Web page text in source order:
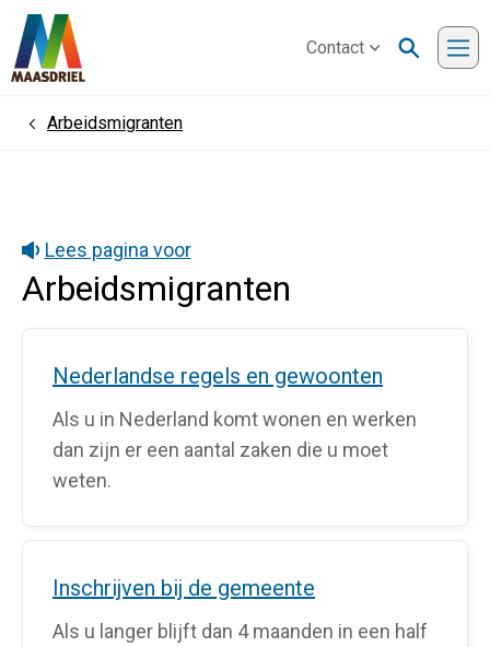
Contact
HomeArbeidsmigranten
Lees pagina voor
Arbeidsmigranten
Nederlandse regels en gewoonten
Als u in Nederland komt wonen en werken
dan zijn er een aantal zaken die u moet
weten.
Inschrijven bij de gemeente
Als u langer blijft dan 4 maanden in een half